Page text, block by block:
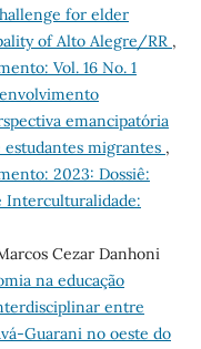
for elder
of Alto Alegre/RR ,
Vol. 16 No. 1
emancipatória
estudantes migrantes ,
2023: Dossiê:
Interculturalidade:
Cezar Danhoni
na educação
entre
Guarani no oeste do